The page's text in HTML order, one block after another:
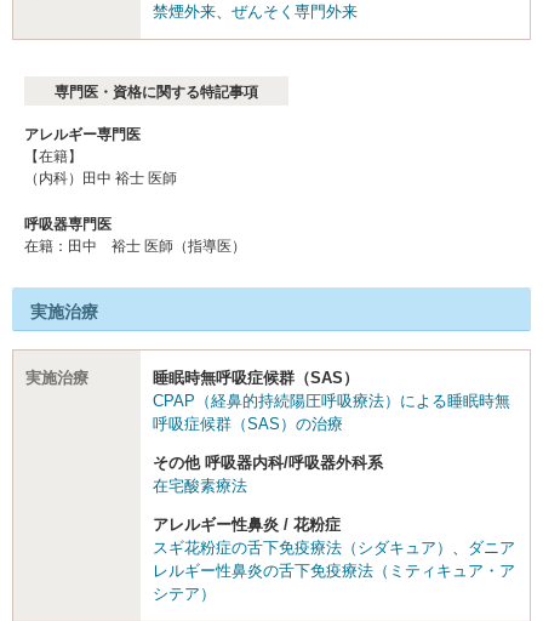
禁煙外来
ぜんそく専門外来
専門医・資格に関する特記事項
アレルギー専門医
【在籍】
（内科）田中 裕士 医師
呼吸器専門医
在籍：田中 裕士 医師（指導医）
実施治療
実施治療
睡眠時無呼吸症候群（SAS）
CPAP（経鼻的持続陽圧呼吸療法）による睡眠時無
呼吸症候群（SAS）の治療
その他 呼吸器内科/呼吸器外科系
在宅酸素療法
アレルギー性鼻炎 / 花粉症
スギ花粉症の舌下免疫療法（シダキュア）
ダニア
レルギー性鼻炎の舌下免疫療法（ミティキュア・ア
シテア）